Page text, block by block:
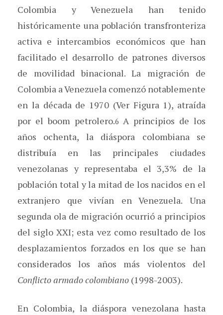
Colombia y Venezuela han tenido
históricamente una población transfronteriza
activa e intercambios económicos que han
facilitado el desarrollo de patrones diversos
de movilidad binacional. La migración de
Colombia a Venezuela comenzó notablemente
en la década de 1970 (Ver Figura 1), atraída
por el boom petrolero.6 A principios de los
años ochenta, la diáspora colombiana se
distribuía en las principales ciudades
venezolanas y representaba el 3,3% de la
población total y la mitad de los nacidos en el
extranjero que vivían en Venezuela. Una
segunda ola de migración ocurrió a principios
del siglo XXI; esta vez como resultado de los
desplazamientos forzados en los que se han
considerados los años más violentos del
Conflicto armado colombiano (1998-2003).
En Colombia, la diáspora venezolana hasta